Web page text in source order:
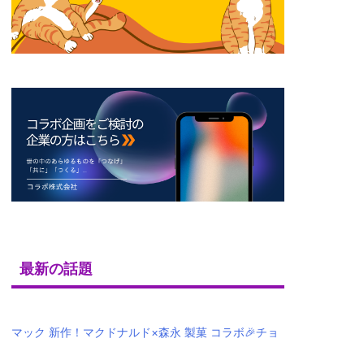
最新の話題
マック 新作！マクドナルド×森永 製菓 コラボ🎉チョ